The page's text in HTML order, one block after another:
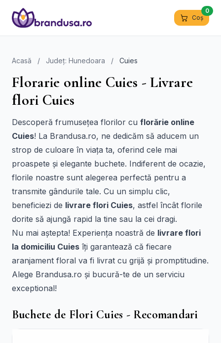
Coș
0
Acasă / Județ: Hunedoara / Cuies
Florarie online Cuies - Livrare
flori Cuies
Descoperă frumusețea florilor cu florărie online
Cuies! La Brandusa.ro, ne dedicăm să aducem un
strop de culoare în viața ta, oferind cele mai
proaspete și elegante buchete. Indiferent de ocazie,
florile noastre sunt alegerea perfectă pentru a
transmite gândurile tale. Cu un simplu clic,
beneficiezi de livrare flori Cuies, astfel încât florile
dorite să ajungă rapid la tine sau la cei dragi.
Nu mai aștepta! Experiența noastră de livrare flori
la domiciliu Cuies îți garantează că fiecare
aranjament floral va fi livrat cu grijă și promptitudine.
Alege Brandusa.ro și bucură-te de un serviciu
exceptional!
Buchete de Flori Cuies - Recomandari